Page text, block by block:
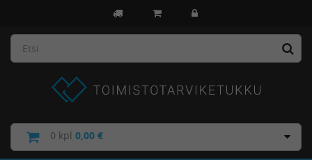
0 kpl 0,00 €